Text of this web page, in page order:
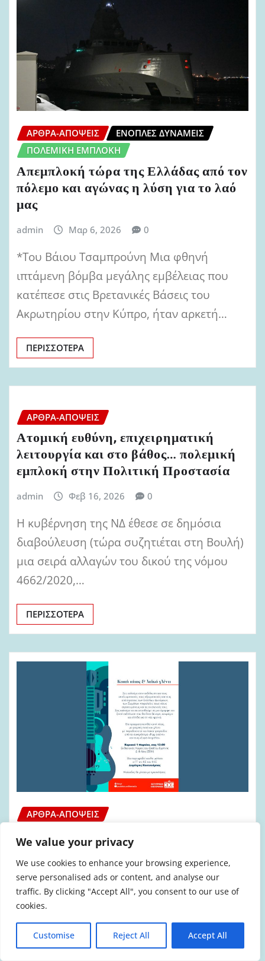
We value your privacy
We use cookies to enhance your browsing experience,
serve personalised ads or content, and analyse our
traffic. By clicking "Accept All", you consent to our use of
cookies.
Customise Reject All Accept All
ΆΡΘΡΑ-ΑΠΌΨΕΙΣ
ΈΝΟΠΛΕΣ ΔΥΝΆΜΕΙΣ
ΠΟΛΕΜΙΚΉ ΕΜΠΛΟΚΉ
Απεμπλοκή τώρα της Ελλάδας από τον
πόλεμο και αγώνας η λύση για το λαό
μας
admin Μαρ 6, 2026 0
*Του Βάιου Τσαμπρούνη Μια φθηνή
ιπτάμενη βόμβα μεγάλης εμβέλειας που
κατέπεσε στις Βρετανικές Βάσεις του
Ακρωτηρίου στην Κύπρο, ήταν αρκετή…
ΠΕΡΙΣΣΌΤΕΡΑ
ΆΡΘΡΑ-ΑΠΌΨΕΙΣ
Ατομική ευθύνη, επιχειρηματική
λειτουργία και στο βάθος… πολεμική
εμπλοκή στην Πολιτική Προστασία
admin Φεβ 16, 2026 0
Η κυβέρνηση της ΝΔ έθεσε σε δημόσια
διαβούλευση (τώρα συζητιέται στη Βουλή)
μια σειρά αλλαγών του δικού της νόμου
4662/2020,…
ΠΕΡΙΣΣΌΤΕΡΑ
ΆΡΘΡΑ-ΑΠΌΨΕΙΣ
Εκδήλωση της ΚΕ του ΚΚΕ για τα
στελέχη των ΕΔ και των ΣΑ
admin Φεβ 11, 2026 0
Του Γιάννη Ντουνιαδάκη* Μεγάλο είναι το
κάλεσμα της Κεντρικής Επιτροπής του ΚΚΕ,
για την Κυριακή 1/3. Για ένατη κατά σειρά…